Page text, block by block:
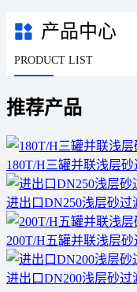
产品中心
PRODUCT LIST
推荐产品
180T/H三罐并联浅层
进出口DN250浅层砂过
200T/H五罐并联浅层
进出口DN200浅层砂过